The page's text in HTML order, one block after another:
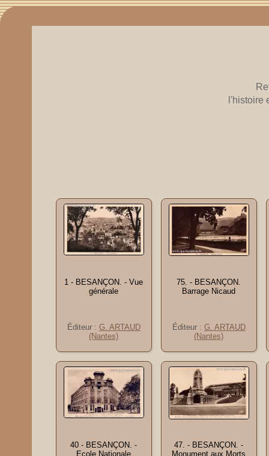
l'histoire
1 - BESANÇON. - Vue
générale
Éditeur : G. ARTAUD
(Nantes)
75. - BESANÇON.
Barrage Nicaud
Éditeur : G. ARTAUD
(Nantes)
40 - BESANÇON. -
Ecole Nationale
47. - BESANÇON. -
Monument aux Morts